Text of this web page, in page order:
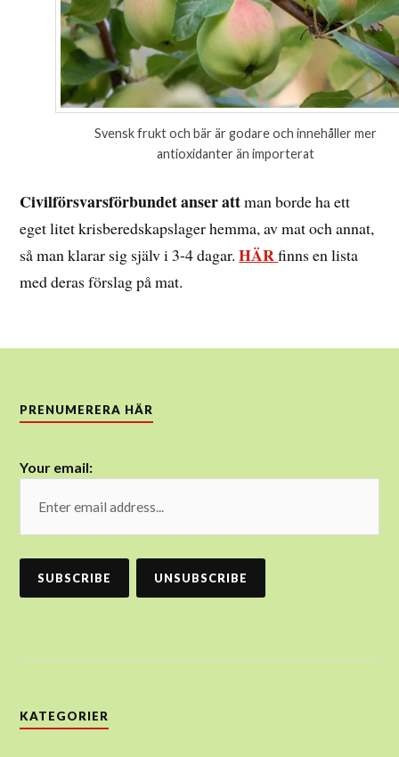
Svensk frukt och bär är godare och innehåller mer
antioxidanter än importerat
Civilförsvarsförbundet anser attman borde ha ett
eget litet krisberedskapslager hemma, av mat och annat,
så man klarar sig själv i 3-4 dagar.HÄRfinns en lista
med deras förslag på mat.
PRENUMERERA HÄR
Your email:
KATEGORIER